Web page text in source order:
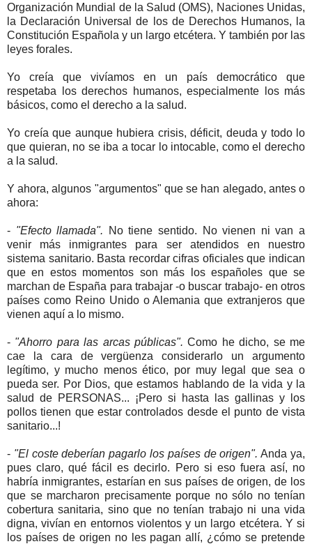
Organización Mundial de la Salud (OMS), Naciones Unidas,
la Declaración Universal de los de Derechos Humanos, la
Constitución Española y un largo etcétera. Y también por las
leyes forales.
Yo creía que vivíamos en un país democrático que
respetaba los derechos humanos, especialmente los más
básicos, como el derecho a la salud.
Yo creía que aunque hubiera crisis, déficit, deuda y todo lo
que quieran, no se iba a tocar lo intocable, como el derecho
a la salud.
Y ahora, algunos "argumentos" que se han alegado, antes o
ahora:
- "Efecto llamada".
No tiene sentido. No vienen ni van a
venir más inmigrantes para ser atendidos en nuestro
sistema sanitario. Basta recordar cifras oficiales que indican
que en estos momentos son más los españoles que se
marchan de España para trabajar -o buscar trabajo- en otros
países como Reino Unido o Alemania que extranjeros que
vienen aquí a lo mismo.
- "Ahorro para las arcas públicas". Como he dicho, se me
cae la cara de vergüenza considerarlo un argumento
legítimo, y mucho menos ético, por muy legal que sea o
pueda ser. Por Dios, que estamos hablando de la vida y la
salud de PERSONAS... ¡Pero si hasta las gallinas y los
pollos tienen que estar controlados desde el punto de vista
sanitario...!
- "El coste deberían pagarlo los países de origen". Anda ya,
pues claro, qué fácil es decirlo. Pero si eso fuera así, no
habría inmigrantes, estarían en sus países de origen, de los
que se marcharon precisamente porque no sólo no tenían
cobertura sanitaria, sino que no tenían trabajo ni una vida
digna, vivían en entornos violentos y un largo etcétera. Y si
los países de origen no les pagan allí, ¿cómo se pretende